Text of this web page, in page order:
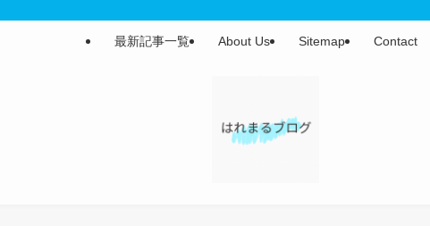
最新記事一覧 About Us Sitemap Contact